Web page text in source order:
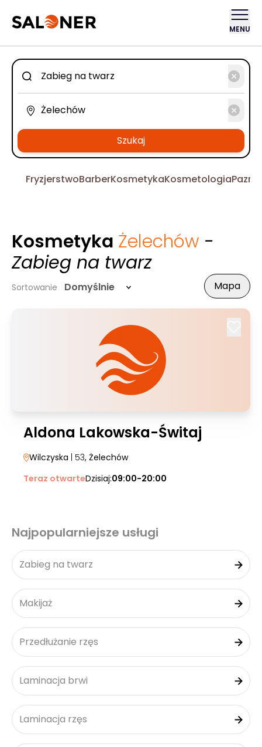
MENU
Szukaj
FryzjerstwoBarberKosmetykaKosmetologia
Kosmetyka Żelechów -
Zabieg na twarz
Sortowanie Domyślnie Mapa
Aldona Lakowska-Świtaj
Wilczyska | 53, Żelechów
Teraz otwarteDzisiaj:09:00-20:00
Najpopularniejsze usługi
Zabieg na twarz
Makijaż
Przedłużanie rzęs
Laminacja brwi
Laminacja rzęs